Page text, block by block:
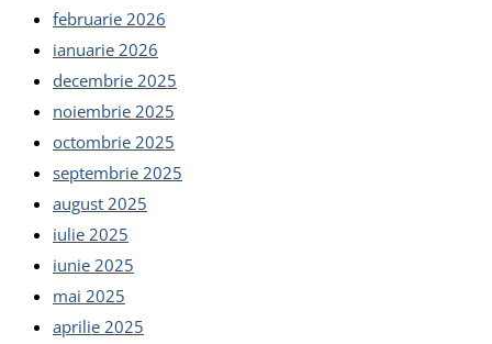
februarie 2026
ianuarie 2026
decembrie 2025
noiembrie 2025
octombrie 2025
septembrie 2025
august 2025
iulie 2025
iunie 2025
mai 2025
aprilie 2025